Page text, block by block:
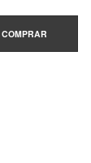
COMPRAR